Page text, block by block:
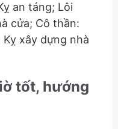
an táng; Lôi
cửa; Cô thần:
xây dựng nhà
tốt, hướng